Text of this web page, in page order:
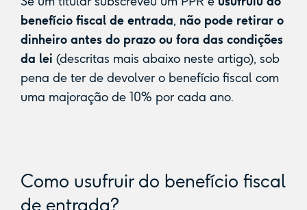
benefício fiscal de entrada, não pode retirar o
dinheiro antes do prazo ou fora das condições
da lei (descritas mais abaixo neste artigo), sob
pena de ter de devolver o benefício fiscal com
uma majoração de 10% por cada ano.
Como usufruir do benefício fiscal
de entrada?